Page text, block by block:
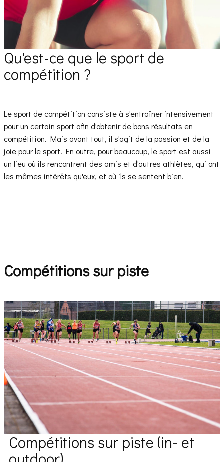
Qu'est-ce que le sport de
compétition ?
Le sport de compétition consiste à s'entraîner intensivement
pour un certain sport afin d'obtenir de bons résultats en
compétition. Mais avant tout, il s'agit de la passion et de la
joie pour le sport. En outre, pour beaucoup, le sport est aussi
un lieu où ils rencontrent des amis et d'autres athlètes, qui ont
les mêmes intérêts qu'eux, et où ils se sentent bien.
Compétitions sur piste
Compétitions sur piste (in- et